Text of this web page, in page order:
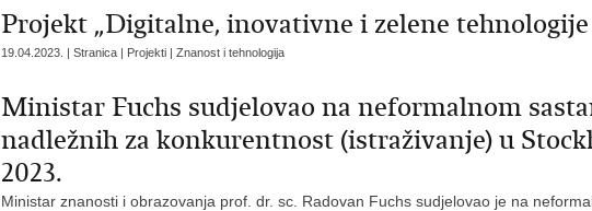
Projekt „Digitalne, inovativne i zelene
19.04.2023. | Stranica | Projekti | Znanost i tehnologija
Ministar Fuchs sudjelovao na neformalnom
nadležnih za konkurentnost (istraživanje) u
2023.
Ministar znanosti i obrazovanja prof. dr. sc. Radovan Fuchs sudjelovao je na